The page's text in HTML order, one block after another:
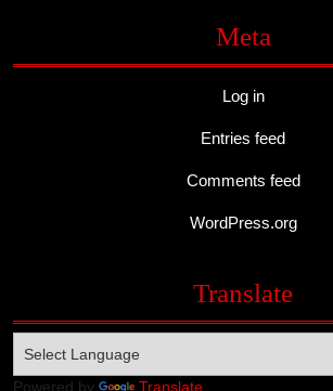
Meta
Log in
Entries feed
Comments feed
WordPress.org
Translate
Powered by Translate